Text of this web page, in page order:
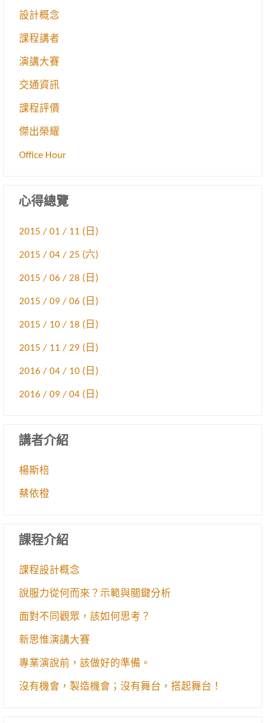
設計概念
課程講者
演講大賽
交通資訊
課程評價
傑出榮耀
Office Hour
心得總覽
2015 / 01 / 11 (日)
2015 / 04 / 25 (六)
2015 / 06 / 28 (日)
2015 / 09 / 06 (日)
2015 / 10 / 18 (日)
2015 / 11 / 29 (日)
2016 / 04 / 10 (日)
2016 / 09 / 04 (日)
講者介紹
楊斯棓
蔡依橙
課程介紹
課程設計概念
說服力從何而來？示範與關鍵分析
面對不同觀眾，該如何思考？
新思惟演講大賽
專業演說前，該做好的準備。
沒有機會，製造機會；沒有舞台，搭起舞台！